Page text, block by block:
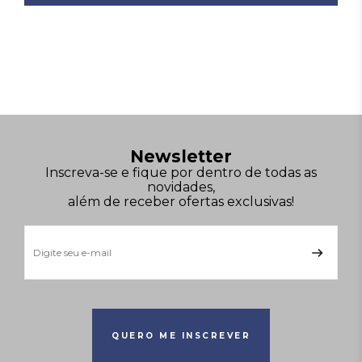
Newsletter
Inscreva-se e fique por dentro de todas as
novidades,
além de receber ofertas exclusivas!
QUERO ME INSCREVER